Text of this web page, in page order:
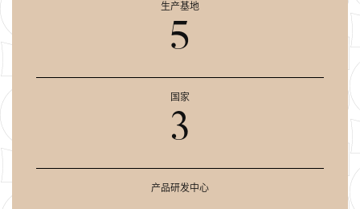
生产基地
5
国家
3
产品研发中心